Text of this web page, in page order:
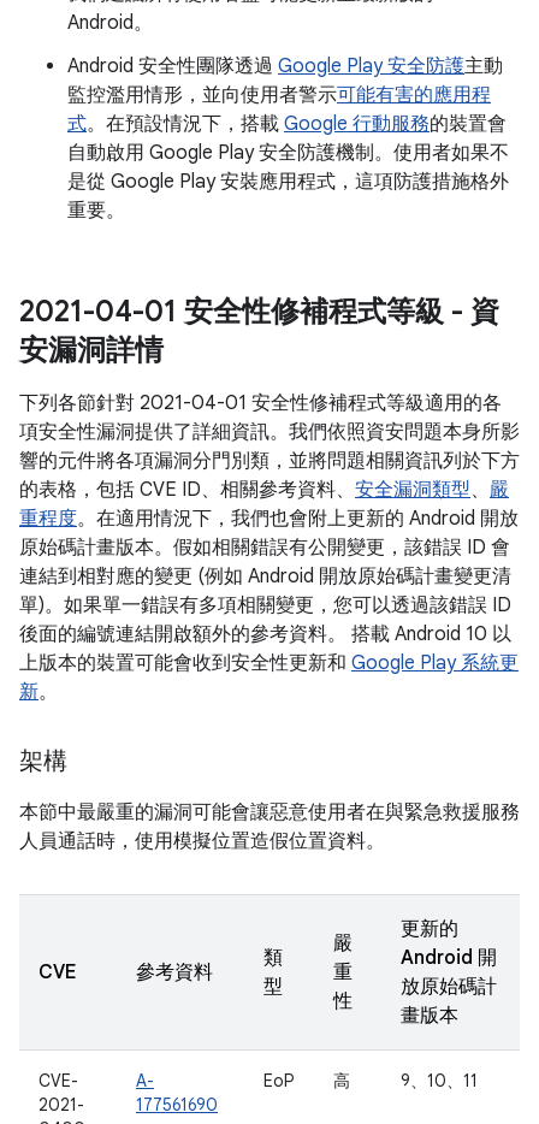
Android。
Android 安全性團隊透過 Google Play 安全防護主動
監控濫用情形，並向使用者警示可能有害的應用程
式。在預設情況下，搭載 Google 行動服務的裝置會
自動啟用 Google Play 安全防護機制。使用者如果不
是從 Google Play 安裝應用程式，這項防護措施格外
重要。
2021-04-01 安全性修補程式等級 - 資
安漏洞詳情
下列各節針對 2021-04-01 安全性修補程式等級適用的各
項安全性漏洞提供了詳細資訊。我們依照資安問題本身所影
響的元件將各項漏洞分門別類，並將問題相關資訊列於下方
的表格，包括 CVE ID、相關參考資料、 安全漏洞類型、 嚴
重程度。在適用情況下，我們也會附上更新的 Android 開放
原始碼計畫版本。假如相關錯誤有公開變更，該錯誤 ID 會
連結到相對應的變更 (例如 Android 開放原始碼計畫變更清
單)。如果單一錯誤有多項相關變更，您可以透過該錯誤 ID
後面的編號連結開啟額外的參考資料。 搭載 Android 10 以
上版本的裝置可能會收到安全性更新和 Google Play 系統更
新。
架構
本節中最嚴重的漏洞可能會讓惡意使用者在與緊急救援服務
人員通話時，使用模擬位置造假位置資料。
CVE 參考資料
類
型
嚴
重
性
更新的
Android 開
放原始碼計
畫版本
CVE-
2021-
A-
177561690
EoP 高 9、10、11